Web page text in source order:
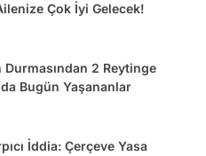
Çok İyi Gelecek!
2 Reytinge
Bugün Yaşananlar
İddia: Çerçeve Yasa